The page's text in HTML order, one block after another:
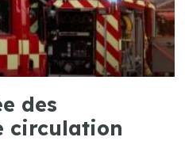
des
circulation